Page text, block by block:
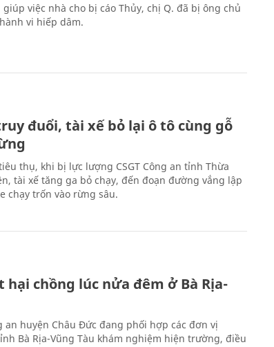
việc nhà cho bị cáo Thủy, chị Q. đã bị ông chủ
vi hiếp dâm.
đuổi, tài xế bỏ lại ô tô cùng gỗ
thụ, khi bị lực lượng CSGT Công an tỉnh Thừa
tài xế tăng ga bỏ chạy, đến đoạn đường vắng lập
chạy trốn vào rừng sâu.
hại chồng lúc nửa đêm ở Bà Rịa-
an huyện Châu Đức đang phối hợp các đơn vị
Bà Rịa-Vũng Tàu khám nghiệm hiện trường, điều